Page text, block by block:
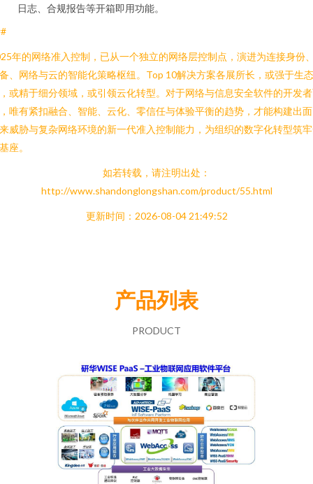
日志、合规报告等开箱即用功能。
年的网络准入控制，已从一个独立的网络层控制点，演进为连接身份
、网络与云的智能化策略枢纽。Top 10解决方案各展所长，或强于生
或精于细分领域，或引领云化转型。对于网络与信息安全软件的开发
唯有紧扣融合、智能、云化、零信任与体验平衡的趋势，才能构建出
威胁与复杂网络环境的新一代准入控制能力，为组织的数字化转型筑
座。
如若转载，请注明出处：
http://www.shandonglongshan.com/product/55.html
更新时间：2026-08-04 21:49:52
产品列表
PRODUCT